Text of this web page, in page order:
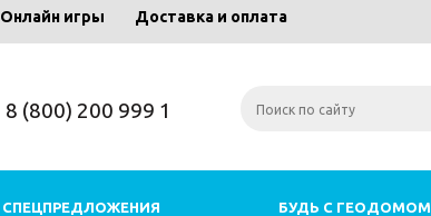
Онлайн игры Доставка и оплата
8 (800) 200 999 1
СПЕЦПРЕДЛОЖЕНИЯ БУДЬ С ГЕОДОМОМ